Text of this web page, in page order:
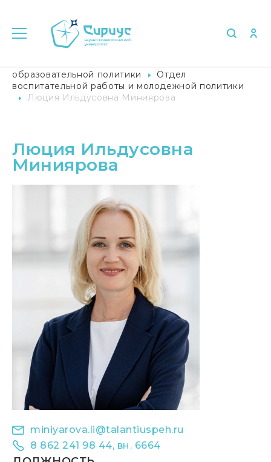
образовательной политики
Отдел
воспитательной работы и молодежной политики
Люция Ильдусовна Миниярова
Люция Ильдусовна
Миниярова
miniyarova.li@talantiuspeh.ru
8 862 241 98 44, вн. 6664